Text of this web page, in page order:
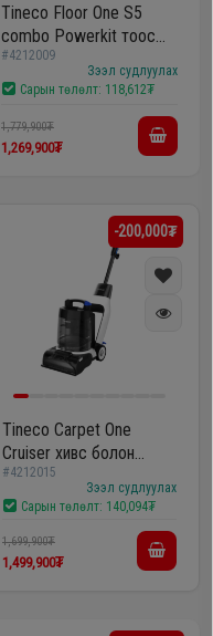
Tineco Floor One S5
combo Powerkit тоос
сорогч болон шал
угаагч
#4212009
Зээл судлуулах
Сарын төлөлт: 118,612₮
1,779,900₮
1,269,900₮
-200,000₮
Tineco Carpet One
Cruiser хивс болон
буйдан угаагч
#4212015
Зээл судлуулах
Сарын төлөлт: 140,094₮
1,699,900₮
1,499,900₮